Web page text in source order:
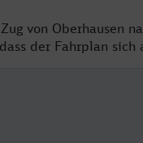
von Oberhausen
der Fahrplan sich